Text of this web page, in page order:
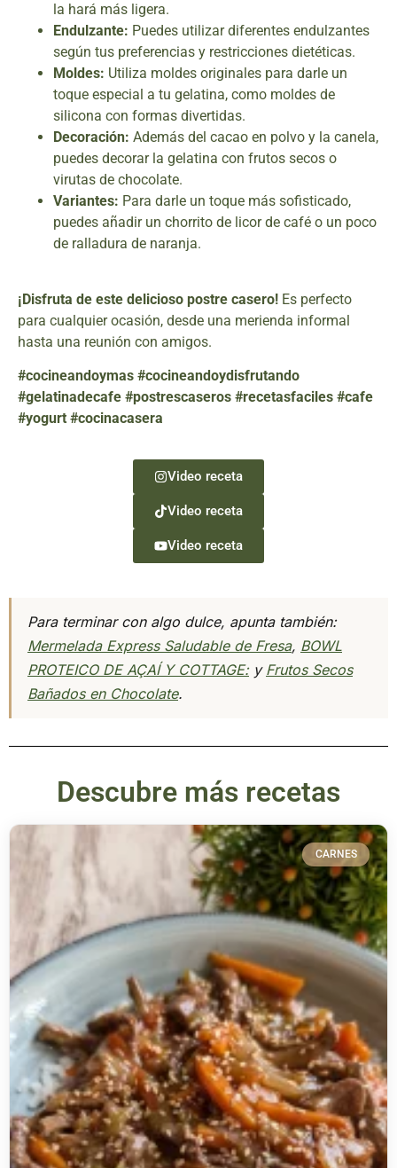
la hará más ligera.
Endulzante: Puedes utilizar diferentes endulzantes
según tus preferencias y restricciones dietéticas.
Moldes: Utiliza moldes originales para darle un
toque especial a tu gelatina, como moldes de
silicona con formas divertidas.
Decoración: Además del cacao en polvo y la canela,
puedes decorar la gelatina con frutos secos o
virutas de chocolate.
Variantes: Para darle un toque más sofisticado,
puedes añadir un chorrito de licor de café o un poco
de ralladura de naranja.
¡Disfruta de este delicioso postre casero! Es perfecto
para cualquier ocasión, desde una merienda informal
hasta una reunión con amigos.
#cocineandoymas #cocineandoydisfrutando
#gelatinadecafe #postrescaseros #recetasfaciles #cafe
#yogurt #cocinacasera
Video receta
Video receta
Video receta
Para terminar con algo dulce, apunta también:
Mermelada Express Saludable de Fresa, BOWL
PROTEICO DE AÇAÍ Y COTTAGE:y Frutos Secos
Bañados en Chocolate.
Descubre más recetas
CARNES